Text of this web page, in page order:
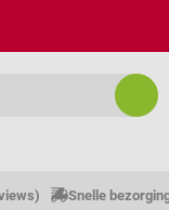
Snelle